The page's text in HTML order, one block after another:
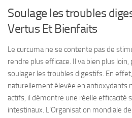
Soulage les troubles
Vertus Et Bienfaits
Le curcuma ne se contente pas de
rendre plus efficace. Il va bien plus loin,
soulager les troubles digestifs. En
naturellement élevée en antioxydants
actifs, il démontre une réelle efficacité
intestinaux. L’Organisation mondiale